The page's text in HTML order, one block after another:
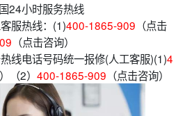
24小时服务热线
服热线：(1)400-1865-909 （点击
（点击咨询）
线电话号码统一报修(人工客服)(1)4
（2） 400-1865-909 （点击咨询）